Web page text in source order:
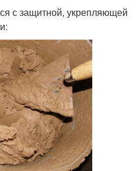
с защитной, укрепляющей